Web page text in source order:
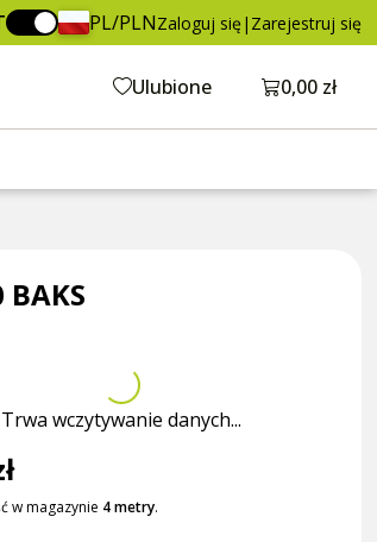
PL/PLNZaloguj się | Zarejestruj się
Ulubione Otwórz
0,00 zł
brutto / m Dodaj do koszyka
Trwa wczytywanie danych...
w magazynie 4 metry.